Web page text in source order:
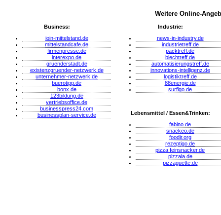
Weitere Online-
Business:
join-mittelstand.de
mittelstandcafe.de
firmenpresse.de
interexpo.de
gruenderstadt.de
existenzgruender-netzwerk.de
unternehmer-netzwerk.de
buerotipp.de
bonx.de
123bildung.de
vertriebsoffice.de
businesspress24.com
businessplan-service.de
Industrie:
news-in-industry.de
industrietreff.de
packtreff.de
blechtreff.de
automatisierungstreff.de
innovations-intelligenz.de
logistiktreff.de
88energie.de
surfigo.de
Lebensmittel / Essen&Trinken:
fabino.de
snackeo.de
foodir.org
rezeptigo.de
pizza.feinsnacker.de
pizzala.de
pizzaguette.de